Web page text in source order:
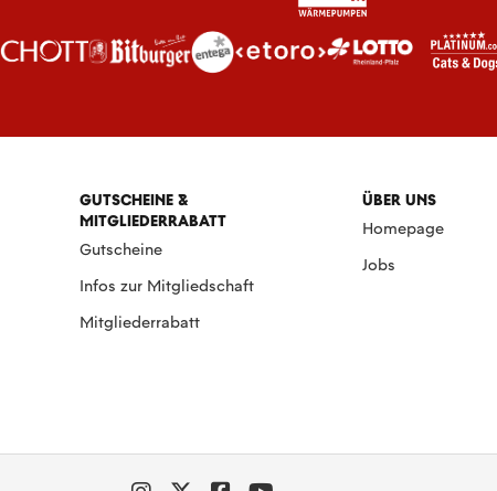
GUTSCHEINE &
MITGLIEDERRABATT
Gutscheine
Infos zur Mitgliedschaft
Mitgliederrabatt
ÜBER UNS
Homepage
Jobs